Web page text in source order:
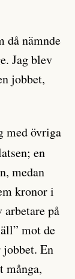
då nämnde
Jag blev
jobbet,
med övriga
en
medan
kronor i
på
mot de
En
många,